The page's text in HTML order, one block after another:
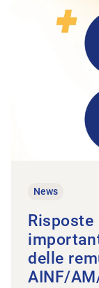
News
Risposte
delle
AINF/
All'articolo